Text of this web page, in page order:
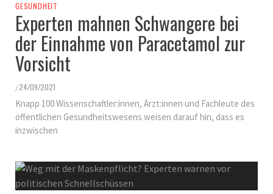
GESUNDHEIT
Experten mahnen Schwangere bei
der Einnahme von Paracetamol zur
Vorsicht
/ 24/09/2021
Knapp 100 Wissenschaftler:innen, Ärzt:innen und Fachleute des
öffentlichen Gesundheitswesens weisen darauf hin, dass es
inzwischen